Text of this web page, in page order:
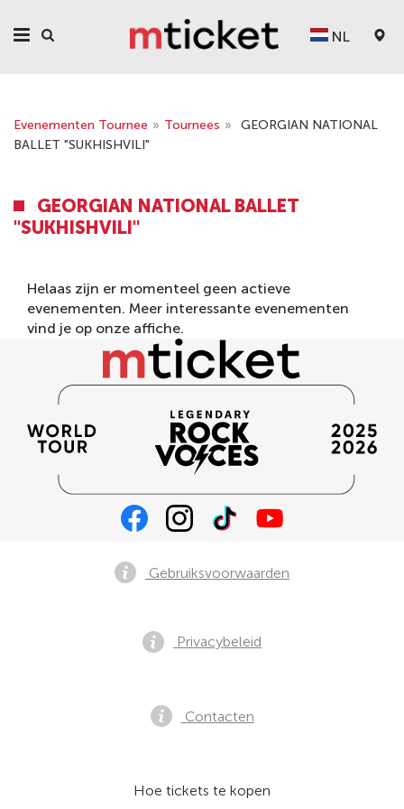
NL
Evenementen Tournee » Tournees »
GEORGIAN NATIONAL
BALLET "SUKHISHVILI"
GEORGIAN NATIONAL BALLET
"SUKHISHVILI"
Helaas zijn er momenteel geen actieve
evenementen. Meer interessante evenementen
vind je op onze affiche.
Gebruiksvoorwaarden
Privacybeleid
Contacten
Hoe tickets te kopen